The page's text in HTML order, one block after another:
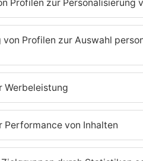
TOPNEWS